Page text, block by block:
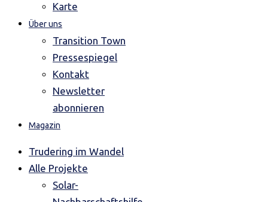
Karte
Über uns
Transition Town
Pressespiegel
Kontakt
Newsletter
abonnieren
Magazin
Trudering im Wandel
Alle Projekte
Solar-